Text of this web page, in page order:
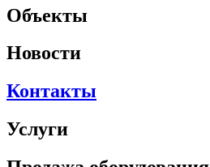
Объекты
Новости
Контакты
Услуги